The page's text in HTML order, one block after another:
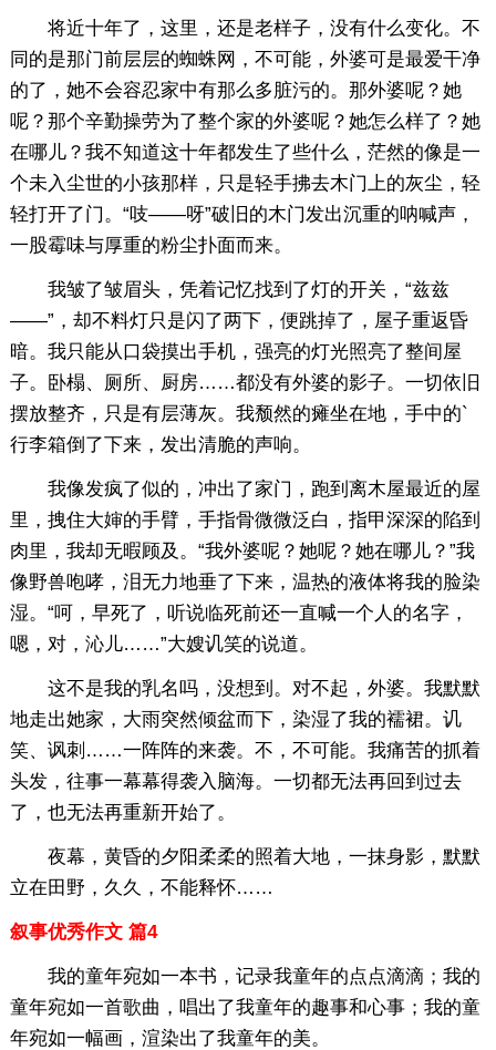
将近十年了，这里，还是老样子，没有什么变化。不
同的是那门前层层的蜘蛛网，不可能，外婆可是最爱干净
的了，她不会容忍家中有那么多脏污的。那外婆呢？她
呢？那个辛勤操劳为了整个家的外婆呢？她怎么样了？她
在哪儿？我不知道这十年都发生了些什么，茫然的像是一
个未入尘世的小孩那样，只是轻手拂去木门上的灰尘，轻
轻打开了门。“吱——呀”破旧的木门发出沉重的呐喊声，
一股霉味与厚重的粉尘扑面而来。
我皱了皱眉头，凭着记忆找到了灯的开关，“兹兹
——”，却不料灯只是闪了两下，便跳掉了，屋子重返昏
暗。我只能从口袋摸出手机，强亮的灯光照亮了整间屋
子。卧榻、厕所、厨房……都没有外婆的影子。一切依旧
摆放整齐，只是有层薄灰。我颓然的瘫坐在地，手中的`
行李箱倒了下来，发出清脆的声响。
我像发疯了似的，冲出了家门，跑到离木屋最近的屋
里，拽住大婶的手臂，手指骨微微泛白，指甲深深的陷到
肉里，我却无暇顾及。“我外婆呢？她呢？她在哪儿？”我
像野兽咆哮，泪无力地垂了下来，温热的液体将我的脸染
湿。“呵，早死了，听说临死前还一直喊一个人的名字，
嗯，对，沁儿……”大嫂讥笑的说道。
这不是我的乳名吗，没想到。对不起，外婆。我默默
地走出她家，大雨突然倾盆而下，染湿了我的襦裙。讥
笑、讽刺……一阵阵的来袭。不，不可能。我痛苦的抓着
头发，往事一幕幕得袭入脑海。一切都无法再回到过去
了，也无法再重新开始了。
夜幕，黄昏的夕阳柔柔的照着大地，一抹身影，默默
立在田野，久久，不能释怀……
叙事优秀作文 篇4
我的童年宛如一本书，记录我童年的点点滴滴；我的
童年宛如一首歌曲，唱出了我童年的趣事和心事；我的童
年宛如一幅画，渲染出了我童年的美。